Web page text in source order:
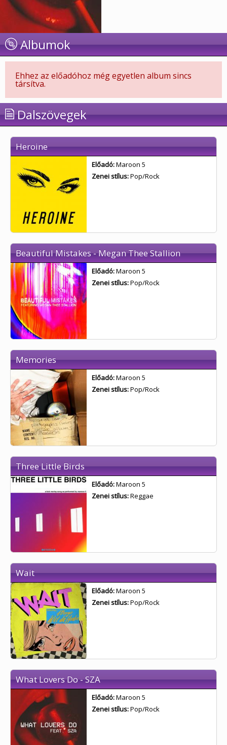
Albumok
Ehhez az előadóhoz még egyetlen album sincs
társítva.
Dalszövegek
Heroine
Előadó:Maroon 5
Zenei stílus:Pop/Rock
Beautiful Mistakes - Megan Thee Stallion
Előadó:Maroon 5
Zenei stílus:Pop/Rock
Memories
Előadó:Maroon 5
Zenei stílus:Pop/Rock
Three Little Birds
Előadó:Maroon 5
Zenei stílus:Reggae
Wait
Előadó:Maroon 5
Zenei stílus:Pop/Rock
What Lovers Do - SZA
Előadó:Maroon 5
Zenei stílus:Pop/Rock